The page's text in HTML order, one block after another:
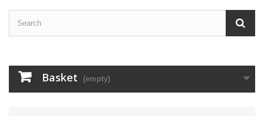
Basket (empty)